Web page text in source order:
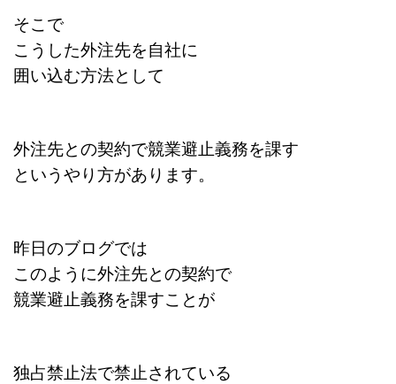
そこで
こうした外注先を自社に
囲い込む方法として
外注先との契約で競業避止義務を課す
というやり方があります。
昨日のブログでは
このように外注先との契約で
競業避止義務を課すことが
独占禁止法で禁止されている